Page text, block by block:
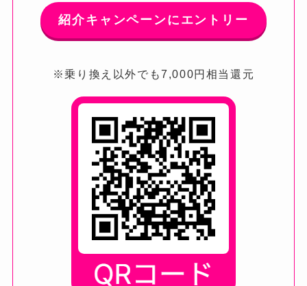
紹介キャンペーンにエントリー
※乗り換え以外でも7,000円相当還元